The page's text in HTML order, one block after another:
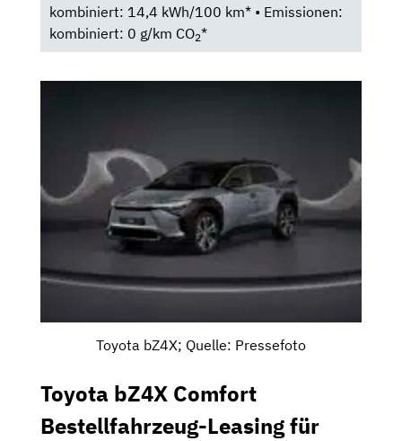
kombiniert: 14,4 kWh/100 km* • Emissionen:
kombiniert: 0 g/km CO2*
Toyota bZ4X; Quelle: Pressefoto
Toyota bZ4X Comfort
Bestellfahrzeug-Leasing für